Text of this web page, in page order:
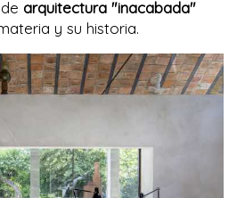
arquitectura "inacabada"
y su historia.